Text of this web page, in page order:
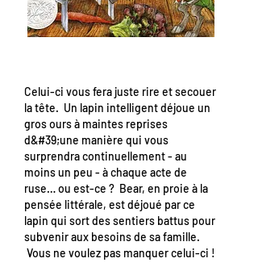
Celui-ci vous fera juste rire et secouer
la tête. Un lapin intelligent déjoue un
gros ours à maintes reprises
d&#39;une manière qui vous
surprendra continuellement - au
moins un peu - à chaque acte de
ruse… ou est-ce ? Bear, en proie à la
pensée littérale, est déjoué par ce
lapin qui sort des sentiers battus pour
subvenir aux besoins de sa famille.
Vous ne voulez pas manquer celui-ci !